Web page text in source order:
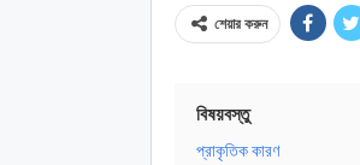
শেয়ার করুন
বিষয়বস্তু
প্রাকৃতিক কারণ